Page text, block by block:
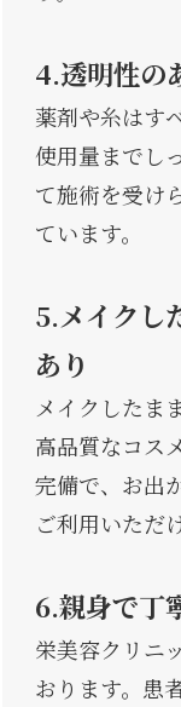
4.透明性の
薬剤や糸はす
使用量までし
て施術を受け
ています。
5.メイクし
あり
メイクしたま
高品質なコス
完備で、お出
ご利用いただ
6.親身で丁
栄美容クリニ
おります。患